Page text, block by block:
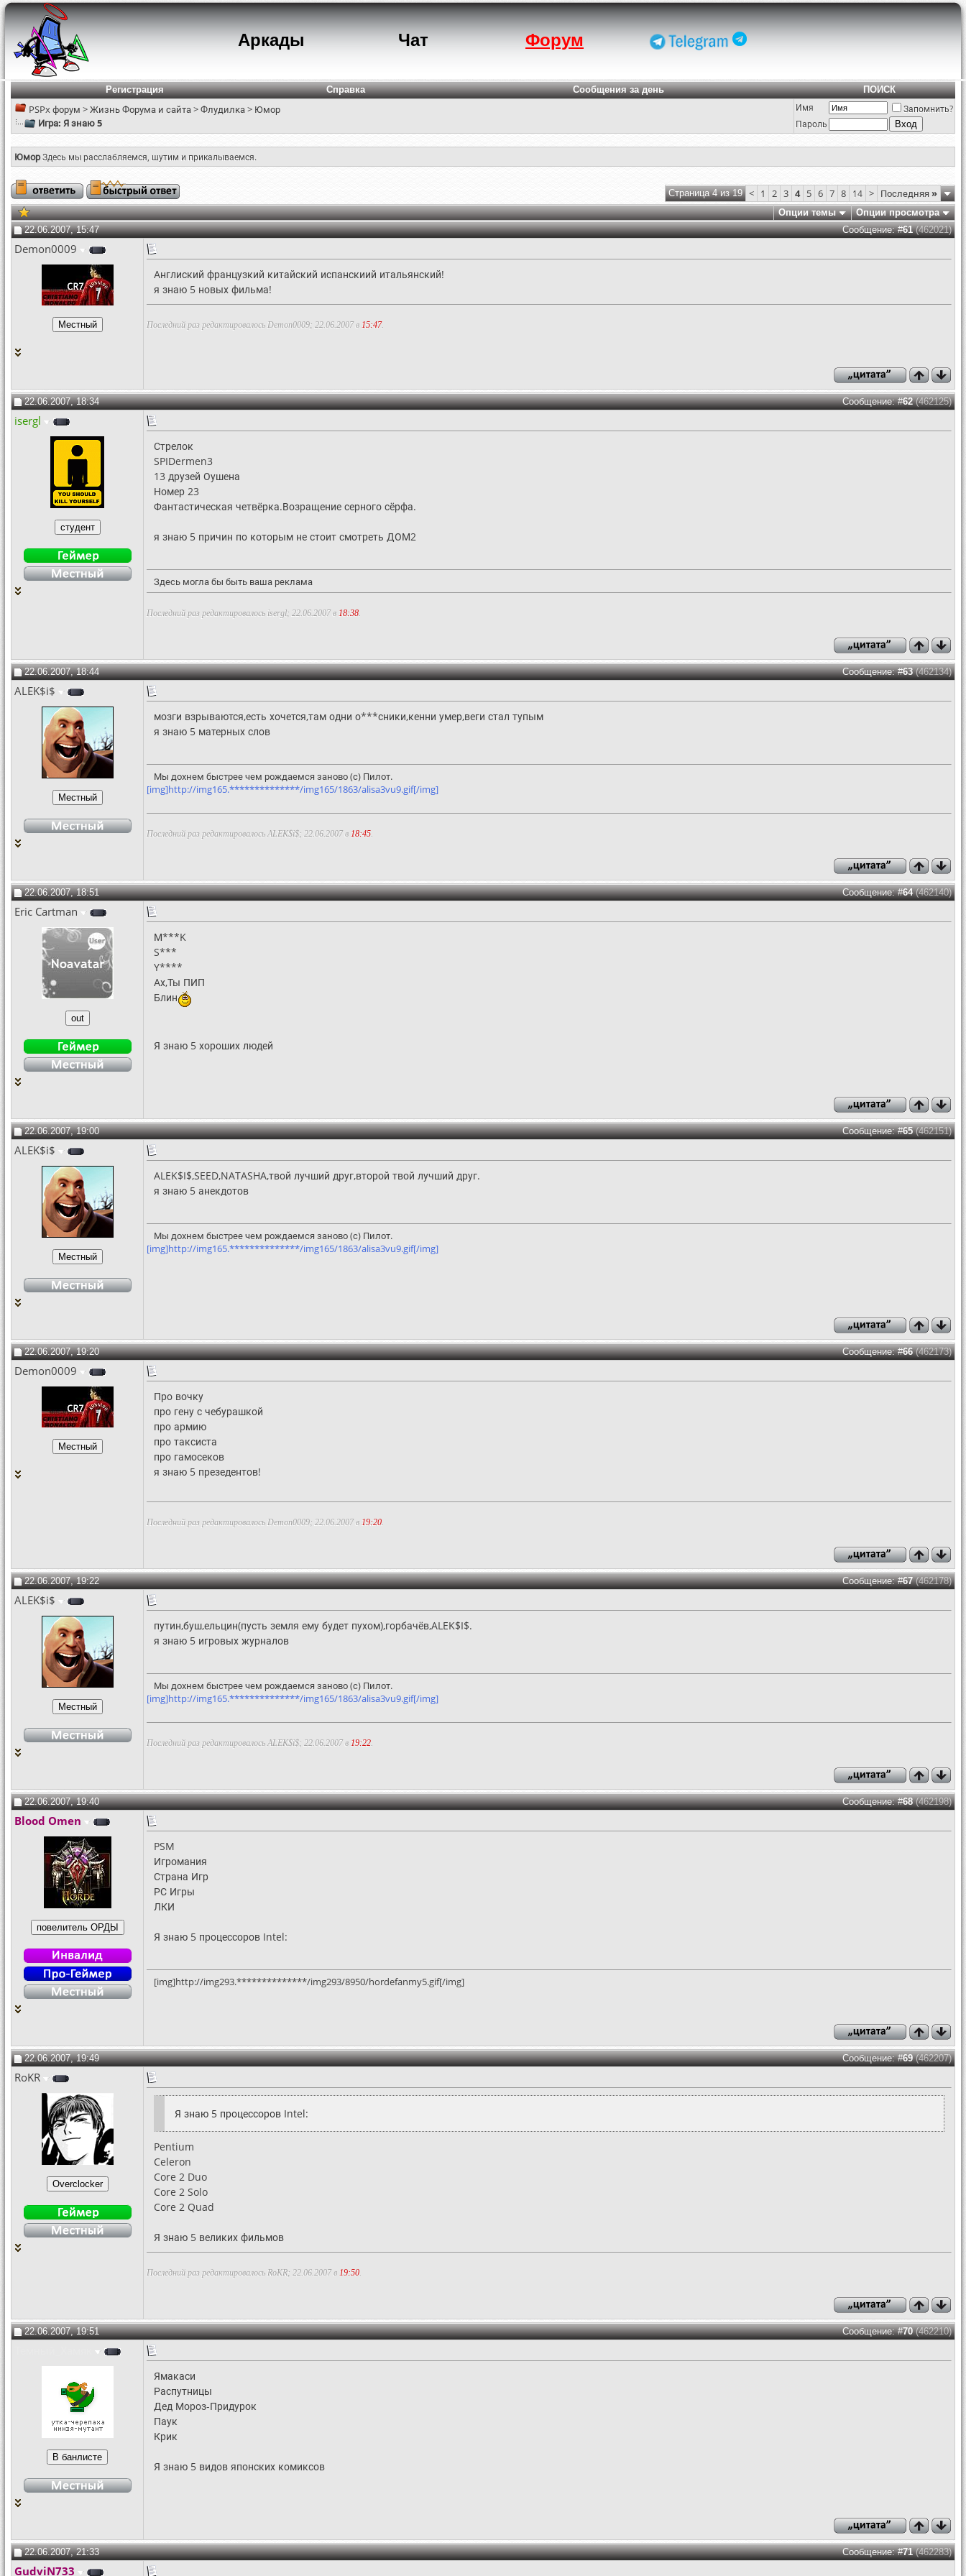
Аркады Чат Форум
Регистрация Справка Сообщения за день ПОИСК
PSPx форум >Жизнь Форума и сайта>Флудилка> Юмор
Игра: Я знаю 5
Имя
Запомнить?
Пароль
ЮморЗдесь мы расслабляемся, шутим и прикалываемся.
Страница 4 из 19 < 1 2 3 4 5 6 7 8 14 > Последняя»
Опции темы
Опции просмотра
22.06.2007, 15:47
Сообщение: #61(462021)
Demon0009
Англиский французкий китайский испанскиий итальянский!
я знаю 5 новых фильма!
Последний раз редактировалось Demon0009; 22.06.2007 в 15:47.
22.06.2007, 18:34 Сообщение: #62(462125)
isergl
Стрелок
SPIDermen3
13 друзей Оушена
Номер 23
Фантастическая четвёрка.Возращение серного сёрфа.
я знаю 5 причин по которым не стоит смотреть ДОМ2
Здесь могла бы быть ваша реклама
Последний раз редактировалось isergl; 22.06.2007 в 18:38
22.06.2007, 18:44 Сообщение: #63(462134)
ALEK$i$
мозги взрываются,есть хочется,там одни о***сники,кенни умер,веги стал тупым
я знаю 5 матерных слов
Мы дохнем быстрее чем рождаемся заново (с) Пилот.
[img]http://img165.**************/img165/1863/alisa3vu9.gif[/img]
Последний раз редактировалось ALEK$i$; 22.06.2007 в 18:45
22.06.2007, 18:51 Сообщение: #64(462140)
Eric Cartman
М***K
S***
Y****
Ах,Ты ПИП
Блин
Я знаю 5 хороших людей
22.06.2007, 19:00 Сообщение: #65(462151)
ALEK$i$
ALEK$I$,SEED,NATASHA,твой лучший друг,второй твой лучший друг.
я знаю 5 анекдотов
Мы дохнем быстрее чем рождаемся заново (с) Пилот.
[img]http://img165.**************/img165/1863/alisa3vu9.gif[/img]
22.06.2007, 19:20 Сообщение: #66(462173)
Demon0009
Про вочку
про гену с чебурашкой
про армию
про таксиста
про гамосеков
я знаю 5 презедентов!
Последний раз редактировалось Demon0009; 22.06.2007 в 19:20.
22.06.2007, 19:22 Сообщение: #67(462178)
ALEK$i$
путин,буш,ельцин(пусть земля ему будет пухом),горбачёв,ALEK$I$.
я знаю 5 игровых журналов
Мы дохнем быстрее чем рождаемся заново (с) Пилот.
[img]http://img165.**************/img165/1863/alisa3vu9.gif[/img]
Последний раз редактировалось ALEK$i$; 22.06.2007 в 19:22
22.06.2007, 19:40 Сообщение: #68(462198)
Blood Omen
PSM
Игромания
Страна Игр
РС Игры
ЛКИ
Я знаю 5 процессоров Intel:
[img]http://img293.**************/img293/8950/hordefanmy5.gif[/img]
22.06.2007, 19:49 Сообщение: #69(462207)
RoKR
Я знаю 5 процессоров Intel:
Pentium
Celeron
Core 2 Duo
Core 2 Solo
Core 2 Quad
Я знаю 5 великих фильмов
Последний раз редактировалось RoKR; 22.06.2007 в 19:50.
22.06.2007, 19:51 Сообщение: #70(462210)
Ямакаси
Распутницы
Дед Мороз-Придурок
Паук
Крик
Я знаю 5 видов японских комиксов
22.06.2007, 21:33 Сообщение: #71(462283)
GudviN733